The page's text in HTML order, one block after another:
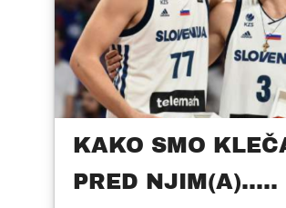
KAKO SMO
PRED NJIM(A).....